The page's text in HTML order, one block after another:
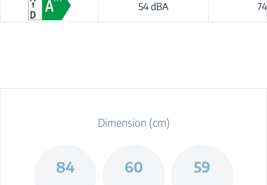
54 dBA
Dimension (cm)
84 60 59